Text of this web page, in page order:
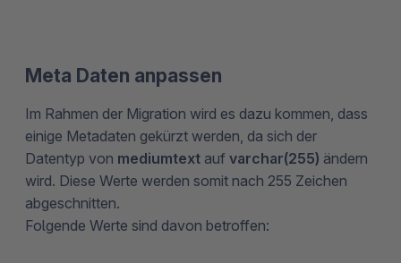
Meta Daten anpassen
Im Rahmen der Migration wird es dazu kommen, dass
einige Metadaten gekürzt werden, da sich der
Datentyp von mediumtext auf varchar(255) ändern
wird. Diese Werte werden somit nach 255 Zeichen
abgeschnitten.
Folgende Werte sind davon betroffen: